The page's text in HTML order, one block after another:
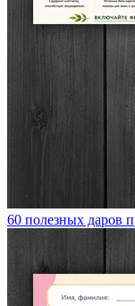
60 полезных даров